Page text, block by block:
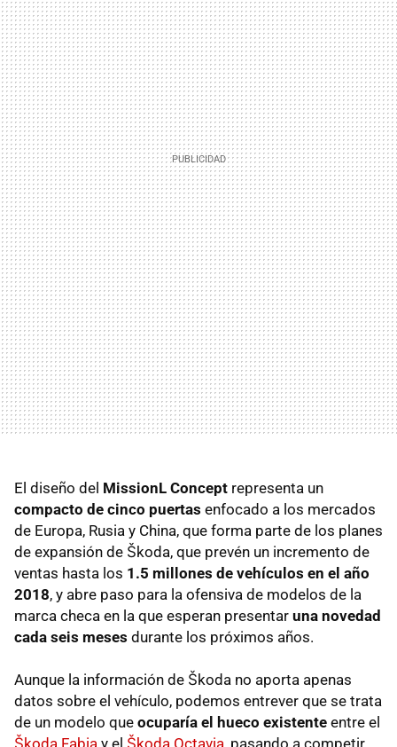
El diseño del MissionL Concept representa un
compacto de cinco puertas enfocado a los mercados
de Europa, Rusia y China, que forma parte de los planes
de expansión de Škoda, que prevén un incremento de
ventas hasta los 1.5 millones de vehículos en el año
2018, y abre paso para la ofensiva de modelos de la
marca checa en la que esperan presentar una novedad
cada seis meses durante los próximos años.
Aunque la información de Škoda no aporta apenas
datos sobre el vehículo, podemos entrever que se trata
de un modelo que ocuparía el hueco existente entre el